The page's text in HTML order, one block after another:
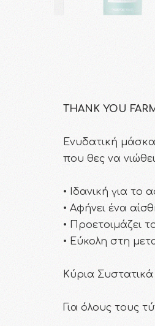
THANK YOU
Ενυδατική
που θες να
• Ιδανική για
• Αφήνει ένα
• Προετοιμάζει
• Εύκολη στη
Κύρια
Για όλους τους